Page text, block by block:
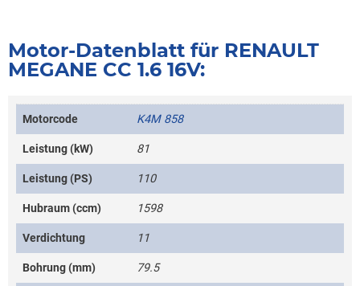
Motor-Datenblatt für RENAULT
MEGANE CC 1.6 16V:
Motorcode K4M 858
Leistung (kW) 81
Leistung (PS) 110
Hubraum (ccm) 1598
Verdichtung 11
Bohrung (mm) 79.5